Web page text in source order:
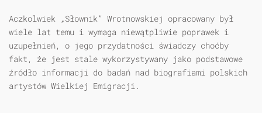
Aczkolwiek „Słownik” Wrotnowskiej opracowany był
wiele lat temu i wymaga niewątpliwie poprawek i
uzupełnień, o jego przydatności świadczy choćby
fakt, że jest stale wykorzystywany jako podstawowe
źródło informacji do badań nad biografiami polskich
artystów Wielkiej Emigracji.